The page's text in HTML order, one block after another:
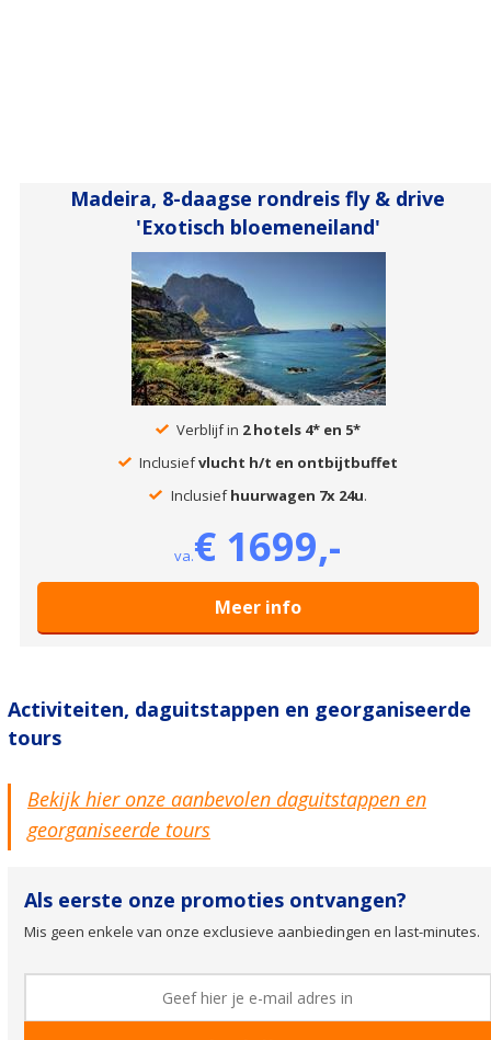
Madeira, 8-daagse rondreis fly & drive
'Exotisch bloemeneiland'
Verblijf in 2 hotels 4* en 5*
Inclusiefvlucht h/t en ontbijtbuffet
Inclusiefhuurwagen 7x 24u.
va.€ 1699,-
Meer info
Activiteiten, daguitstappen en georganiseerde
tours
Bekijk hier onze aanbevolen daguitstappen en
georganiseerde tours
Als eerste onze promoties ontvangen?
Mis geen enkele van onze exclusieve aanbiedingen en last-minutes.